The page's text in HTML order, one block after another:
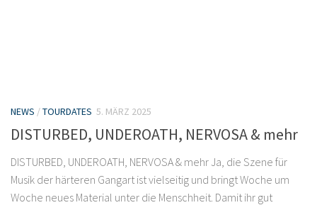
NEWS /TOURDATES 5. MÄRZ 2025
DISTURBED, UNDEROATH, NERVOSA & mehr
DISTURBED, UNDEROATH, NERVOSA & mehr Ja, die Szene für
Musik der härteren Gangart ist vielseitig und bringt Woche um
Woche neues Material unter die Menschheit. Damit ihr gut